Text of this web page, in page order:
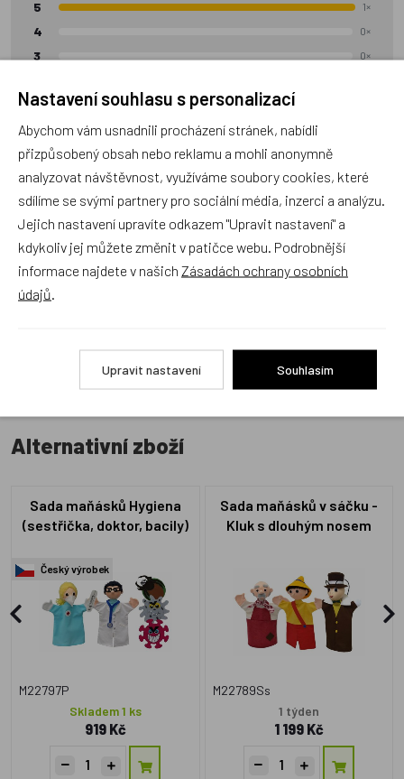
5 1×
4 0×
3 0×
1
Přidat hodnocení
Šárka V. Ověřený zákazník hodnotil:
100% Hodnocení:5/5
Alternativní zboží
Sada maňásků Hygiena
(sestřička, doktor, bacily)
Český výrobek
M22797P
Skladem 1 ks
919 Kč
Sada maňásků v sáčku -
Kluk s dlouhým nosem
M22789Ss
1 týden
1 199 Kč
Nastavení souhlasu s personalizací
Abychom vám usnadnili procházení stránek, nabídli
přizpůsobený obsah nebo reklamu a mohli anonymně
analyzovat návštěvnost, využíváme soubory cookies, které
sdílíme se svými partnery pro sociální média, inzerci a analýzu.
Jejich nastavení upravíte odkazem "Upravit nastavení" a
kdykoliv jej můžete změnit v patičce webu. Podrobnější
informace najdete v našich Zásadách ochrany osobních
údajů
Upravit nastavení Souhlasím